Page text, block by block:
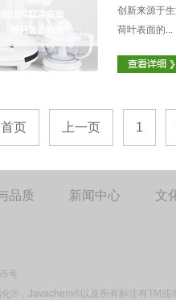
创新来源于
荷叶表面的...
首页 上一页 1
品质 新闻中心 文
号
®，Javachem®以及所有标注有TM